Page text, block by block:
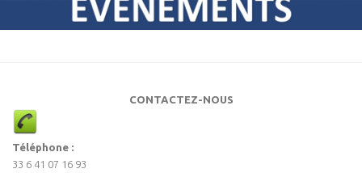
CONTACTEZ-NOUS
Téléphone :
33 6 41 07 16 93